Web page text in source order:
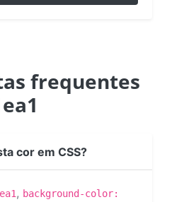
frequentes
cor em CSS?
, background-color: